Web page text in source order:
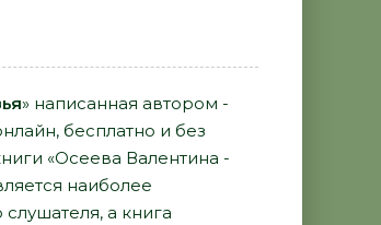
» написанная автором -
бесплатно и без
«Осеева Валентина -
наиболее
а книга